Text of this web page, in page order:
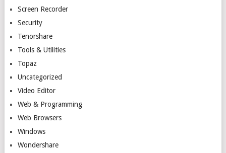
Screen Recorder
Security
Tenorshare
Tools & Utilities
Topaz
Uncategorized
Video Editor
Web & Programming
Web Browsers
Windows
Wondershare